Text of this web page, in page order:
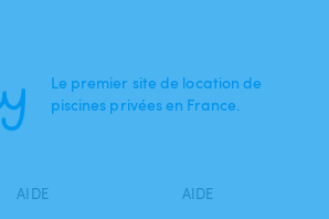
Le premier site de location de
piscines privées en France.
AIDE AIDE